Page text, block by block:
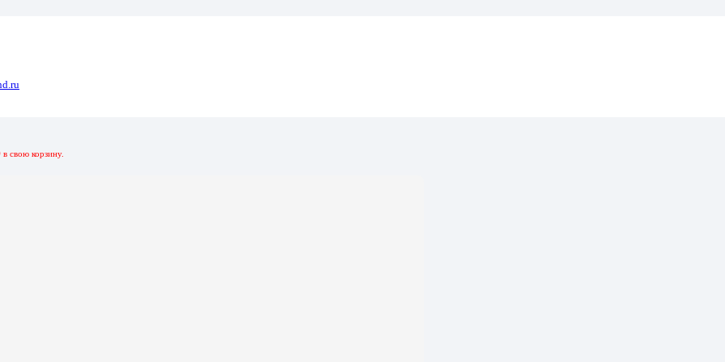
в свою корзину.
Красный-Салатовый 128 Гб 3.0